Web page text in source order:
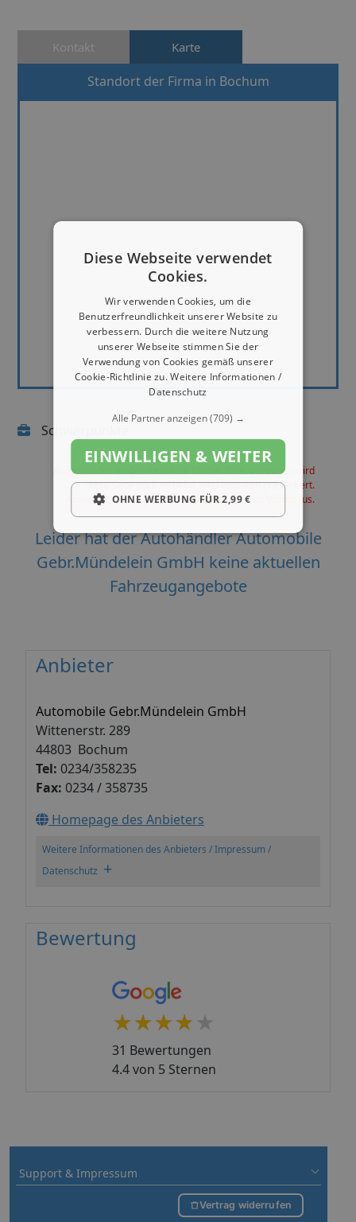
Kontakt Karte
Standort der Firma in Bochum
Schwerpunkte:
Aufgrund des eingeschränkten Modus Ihres Vertrages wird
diese Seite noch nicht für Interessenten präsentiert.
Aktivieren Sie im geschlossenen Bereich den Vollmodus.
Leider hat der Autohändler Automobile
Gebr.Mündelein GmbH keine aktuellen
Fahrzeugangebote
Anbieter
Automobile Gebr.Mündelein GmbH
Wittenerstr. 289
44803 Bochum
Tel: 0234/358235
Fax: 0234 / 358735
Homepage des Anbieters
Weitere Informationen des Anbieters / Impressum /
Datenschutz +
Bewertung
★★★★★
★★★★★
31 Bewertungen
4.4 von 5 Sternen
Support & Impressum
Vertrag widerrufen
Diese Webseite verwendet
Cookies.
Wir verwenden Cookies, um die
Benutzerfreundlichkeit unserer Website zu
verbessern. Durch die weitere Nutzung
unserer Webseite stimmen Sie der
Verwendung von Cookies gemäß unserer
Cookie-Richtlinie zu.Weitere Informationen /
Datenschutz
Alle Partner anzeigen(709) →
EINWILLIGEN & WEITER
OHNE WERBUNG FÜR 2,99 €